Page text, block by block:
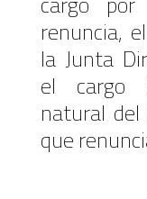
renuncia,
la Junta
el cargo
natural
que